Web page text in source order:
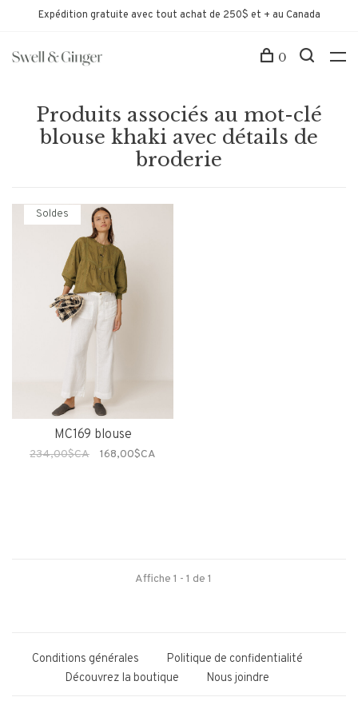
Expédition gratuite avec tout achat de 250$ et + au Canada
0
Produits associés au mot-clé
blouse khaki avec détails de
broderie
Soldes
MC169 blouse
234,00$CA 168,00$CA
Affiche 1 - 1 de 1
Conditions générales
Politique de confidentialité
Découvrez la boutique
Nous joindre